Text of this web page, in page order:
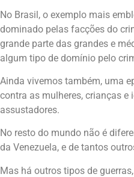
No Brasil, o exemplo mais
dominado pelas facções do
grande parte das grandes e
algum tipo de domínio pelo
Ainda vivemos também, uma
contra as mulheres, crianças e
assustadores.
No resto do mundo não é
da Venezuela, e de tantos
Mas há outros tipos de